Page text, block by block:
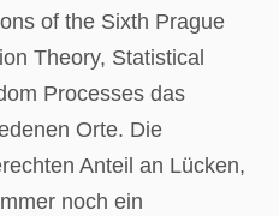
of the Sixth Prague
Theory, Statistical
Processes das
Orte. Die
Anteil an Lücken,
noch ein